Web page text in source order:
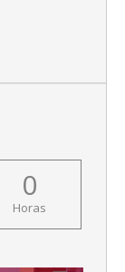
0
Horas